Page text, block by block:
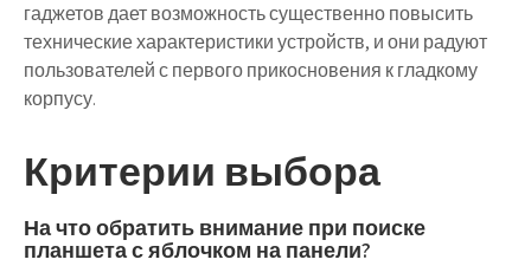
гаджетов дает возможность существенно повысить
технические характеристики устройств, и они радуют
пользователей с первого прикосновения к гладкому
корпусу.
Критерии выбора
На что обратить внимание при поиске
планшета с яблочком на панели?